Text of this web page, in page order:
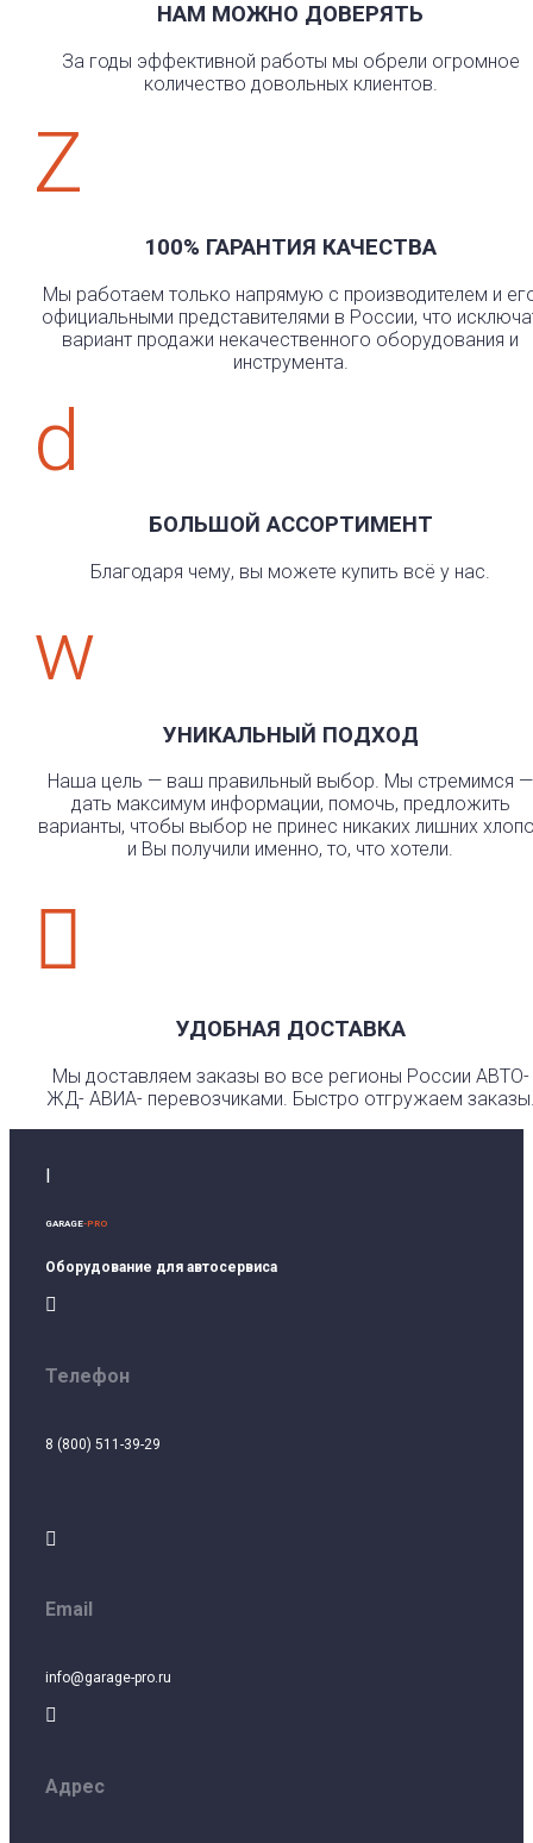
НАМ МОЖНО ДОВЕРЯТЬ
За годы эффективной работы мы обрели огромное
количество довольных клиентов.
Z
100% ГАРАНТИЯ КАЧЕСТВА
Мы работаем только напрямую с производителем и
официальными представителями в России, что
вариант продажи некачественного оборудования и
инструмента.
d
БОЛЬШОЙ АССОРТИМЕНТ
Благодаря чему, вы можете купить всё у нас.
w
УНИКАЛЬНЫЙ ПОДХОД
Наша цель — ваш правильный выбор. Мы стремимся —
дать максимум информации, помочь, предложить
варианты, чтобы выбор не принес никаких лишних
и Вы получили именно, то, что хотели.

УДОБНАЯ ДОСТАВКА
Мы доставляем заказы во все регионы России АВТО-
ЖД- АВИА- перевозчиками. Быстро отгружаем
I
GARAGE-PRO
Оборудование для автосервиса

Телефон
8 (800) 511-39-29

Email
info@garage-pro.ru

Адрес